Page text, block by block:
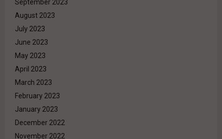
September 2023
August 2023
July 2023
June 2023
May 2023
April 2023
March 2023
February 2023
January 2023
December 2022
November 2022